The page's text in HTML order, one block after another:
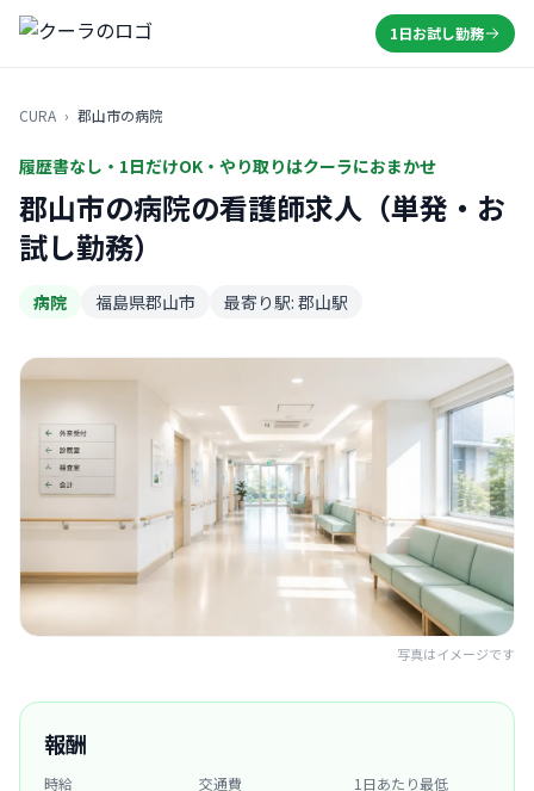
1日お試し勤務
CURA › 郡山市の病院
履歴書なし・1日だけOK・やり取りはクーラにおまかせ
郡山市の病院の看護師求人（単発・お
試し勤務）
病院 福島県郡山市 最寄り駅: 郡山駅
写真はイメージです
報酬
時給 交通費 1日あたり最低